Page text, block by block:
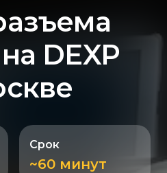
DEXP
Срок
~60 минут